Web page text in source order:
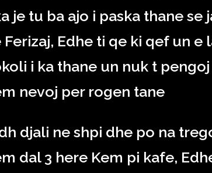
je tu ba ajo i paska thane
Ferizaj, Edhe ti qe ki qef un
i ka thane un nuk t
nevoj per rogen tane
djali ne shpi dhe po na
dal 3 here Kem pi kafe,